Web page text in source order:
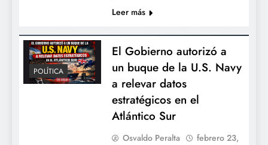
Leer más
POLÍTICA
El Gobierno autorizó a
un buque de la U.S. Navy
a relevar datos
estratégicos en el
Atlántico Sur
Osvaldo Peralta
febrero 23,